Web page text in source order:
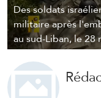
Des soldats
militaire après
au sud-Liban, le 28